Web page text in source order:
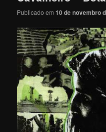
Publicado em10 de novembro